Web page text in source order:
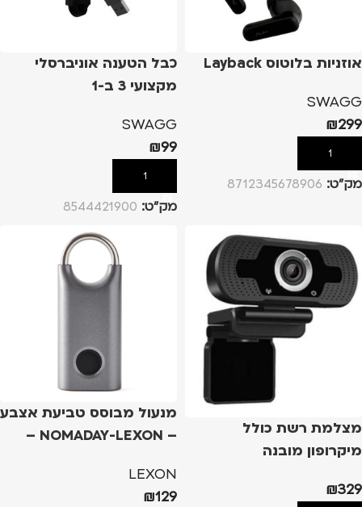
אוזניות בלוטוס Layback
SWAGG
₪299
הוספה לסל
מק”ט: 8712345678906
כבל הטענה אוניברסלי
מקצועי 3 ב-1
SWAGG
₪99
הוספה לסל
מק”ט: 8544421900
מצלמת רשת כולל
מיקרופון מובנה
₪329
מנעול מבוסס טביעת אצבע
– NOMADAY-LEXON –
LEXON
₪129